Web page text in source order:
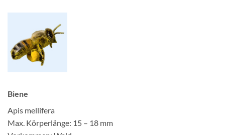
Biene
Apis mellifera
Max. Körperlänge: 15 – 18 mm